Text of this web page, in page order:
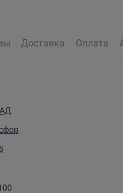
Доставка Оплата